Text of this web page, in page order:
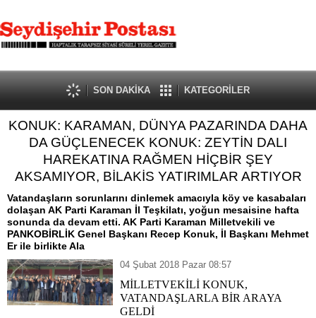
SON DAKİKA KATEGORİLER
KONUK: KARAMAN, DÜNYA PAZARINDA DAHA
DA GÜÇLENECEK KONUK: ZEYTİN DALI
HAREKATINA RAĞMEN HİÇBİR ŞEY
AKSAMIYOR, BİLAKİS YATIRIMLAR ARTIYOR
Vatandaşların sorunlarını dinlemek amacıyla köy ve kasabaları
dolaşan AK Parti Karaman İl Teşkilatı, yoğun mesaisine hafta
sonunda da devam etti. AK Parti Karaman Milletvekili ve
PANKOBİRLİK Genel Başkanı Recep Konuk, İl Başkanı Mehmet
Er ile birlikte Ala
04 Şubat 2018 Pazar 08:57
MİLLETVEKİLİ KONUK,
VATANDAŞLARLA BİR ARAYA
GELDİ